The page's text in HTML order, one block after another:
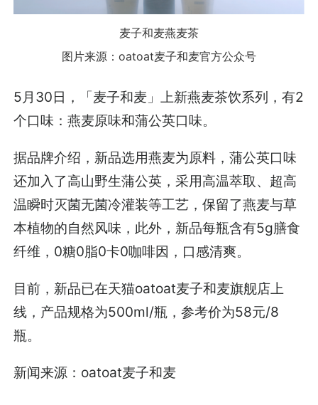
麦子和麦燕麦茶
图片来源：oatoat麦子和麦官方公众号
5月30日，「麦子和麦」上新燕麦茶饮系列，有2
个口味：燕麦原味和蒲公英口味。
据品牌介绍，新品选用燕麦为原料，蒲公英口味
还加入了高山野生蒲公英，采用高温萃取、超高
温瞬时灭菌无菌冷灌装等工艺，保留了燕麦与草
本植物的自然风味，此外，新品每瓶含有5g膳食
纤维，0糖0脂0卡0咖啡因，口感清爽。
目前，新品已在天猫oatoat麦子和麦旗舰店上
线，产品规格为500ml/瓶，参考价为58元/8
瓶。
新闻来源：oatoat麦子和麦